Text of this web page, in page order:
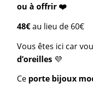
ou à offrir ❤️
48€ au lieu de 60€
Vous êtes ici car
d’oreilles💜
Ce porte bijoux